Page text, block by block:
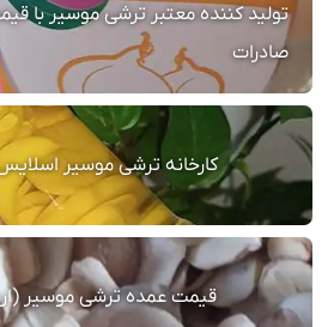
تولید کننده معتبر ترشی موسیر با
صادرات
کارخانه ترشی موسیر
قیمت عمده ترشی موسیر